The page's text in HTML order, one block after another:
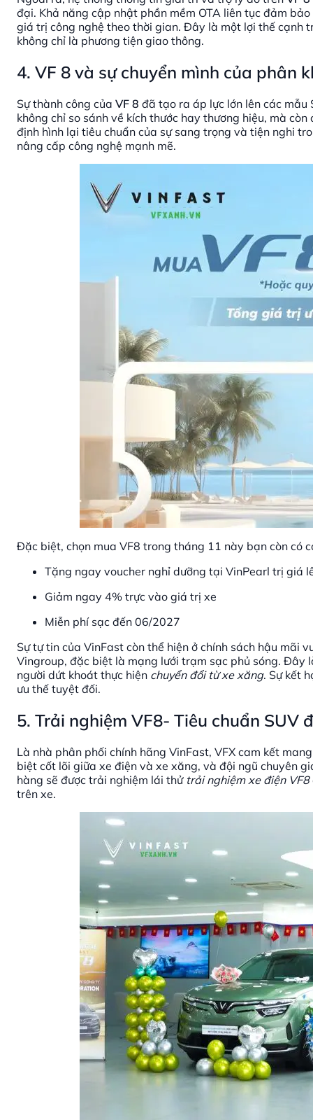
đại. Khả năng cập nhật phần mềm OTA liên tục đảm
giá trị công nghệ theo thời gian. Đây là một lợi thế cạnh
không chỉ là phương tiện giao thông.
4. VF 8 và sự chuyển mình của phân
Sự thành công của VF 8 đã tạo ra áp lực lớn lên các
không chỉ so sánh về kích thước hay thương hiệu, mà
định hình lại tiêu chuẩn của sự sang trọng và tiện nghi
nâng cấp công nghệ mạnh mẽ.
Đặc biệt, chọn mua VF8 trong tháng 11 này bạn còn có
Tặng ngay voucher nghỉ dưỡng tại VinPearl trị giá
Giảm ngay 4% trực vào giá trị xe
Miễn phí sạc đến 06/2027
Sự tự tin của VinFast còn thể hiện ở chính sách hậu mãi
Vingroup, đặc biệt là mạng lưới trạm sạc phủ sóng. Đây
người dứt khoát thực hiện chuyển đổi từ xe xăng. Sự kết
ưu thế tuyệt đối.
5. Trải nghiệm VF8- Tiêu chuẩn SUV
Là nhà phân phối chính hãng VinFast, VFX cam kết
biệt cốt lõi giữa xe điện và xe xăng, và đội ngũ chuyên
hàng sẽ được trải nghiệm lái thử trải nghiệm xe điện VF8
trên xe.